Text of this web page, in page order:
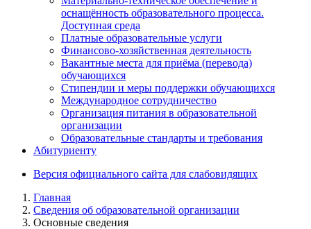
оснащённость образовательного процесса.
Доступная среда
Платные образовательные услуги
Финансово-хозяйственная деятельность
Вакантные места для приёма (перевода)
обучающихся
Стипендии и меры поддержки обучающихся
Международное сотрудничество
Организация питания в образовательной
организации
Образовательные стандарты и требования
Абитуриенту
Версия официального сайта для слабовидящих
Главная
Сведения об образовательной организации
Основные сведения